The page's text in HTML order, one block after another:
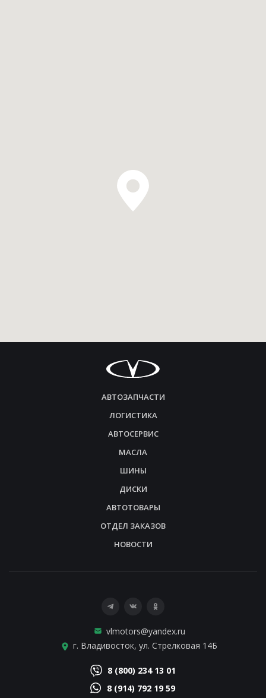
АВТОЗАПЧАСТИ
ЛОГИСТИКА
АВТОСЕРВИС
МАСЛА
ШИНЫ
ДИСКИ
АВТОТОВАРЫ
ОТДЕЛ ЗАКАЗОВ
НОВОСТИ
vlmotors@yandex.ru
г. Владивосток, ул. Стрелковая 14Б
8 (800) 234 13 01
8 (914) 792 19 59